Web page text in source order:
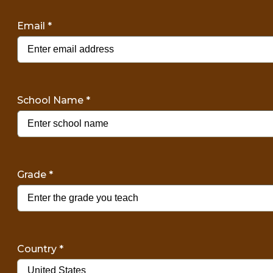
Email *
School Name *
Grade *
Country *